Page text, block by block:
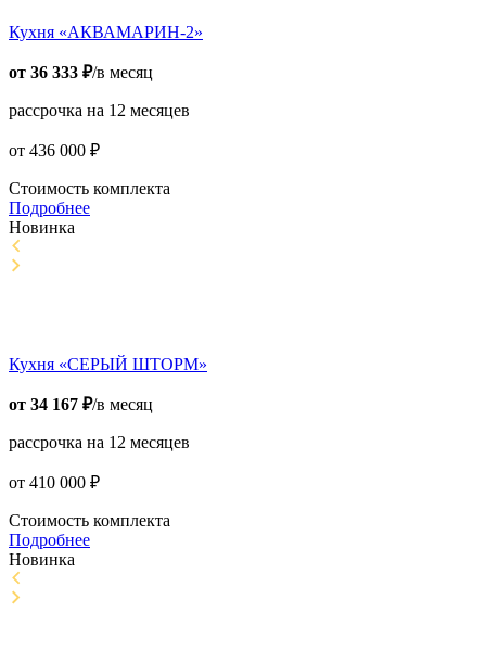
Кухня «АКВАМАРИН-2»
от 36 333 ₽/в месяц
рассрочка на 12 месяцев
от 436 000 ₽
Стоимость комплекта
Подробнее
Новинка
Кухня «СЕРЫЙ ШТОРМ»
от 34 167 ₽/в месяц
рассрочка на 12 месяцев
от 410 000 ₽
Стоимость комплекта
Подробнее
Новинка